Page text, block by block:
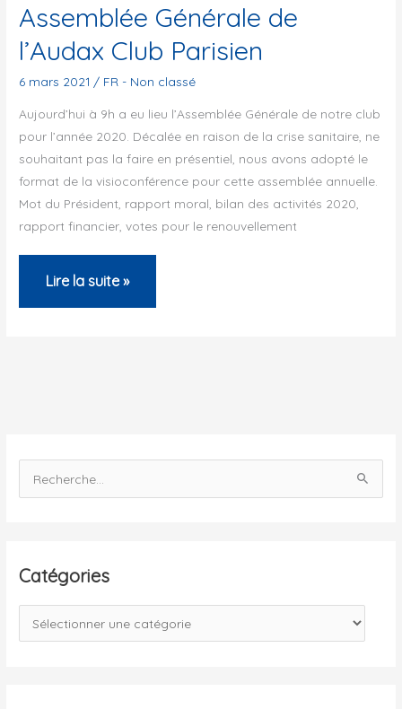
l’ACP
au
départ
de
Noisiel
et
en
Corse
Assemblée Générale de
l’Audax Club Parisien
6 mars 2021 / FR - Non classé
Aujourd’hui à 9h a eu lieu l’Assemblée Générale de notre club
pour l’année 2020. Décalée en raison de la crise sanitaire, ne
souhaitant pas la faire en présentiel, nous avons adopté le
format de la visioconférence pour cette assemblée annuelle.
Mot du Président, rapport moral, bilan des activités 2020,
rapport financier, votes pour le renouvellement
Assemblée
Générale
Lire la suite »
e
e
h
Catégories
a